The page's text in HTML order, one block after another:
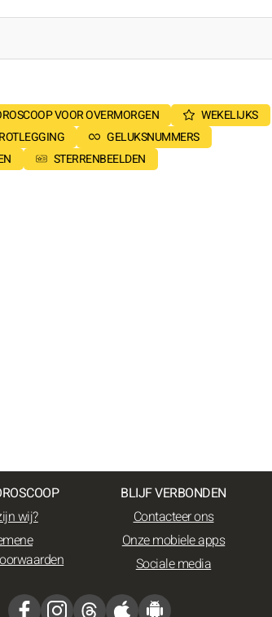
VOOR OVERMORGEN
WEKELIJKS
GELUKSNUMMERS
STERRENBEELDEN
wij?
BLIJF VERBONDEN
Contacteer ons
Onze mobiele apps
Sociale media